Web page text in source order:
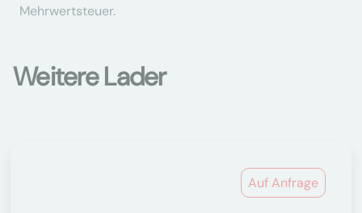
Mehrwertsteuer.
Weitere Lader
Auf Anfrage